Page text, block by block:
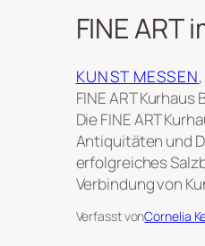
FINE
KUNST MESSEN,
FINE ART
Die FINE ART
Antiquitäten und
erfolgreiches
Verbindung von
Verfasst vonCornelia